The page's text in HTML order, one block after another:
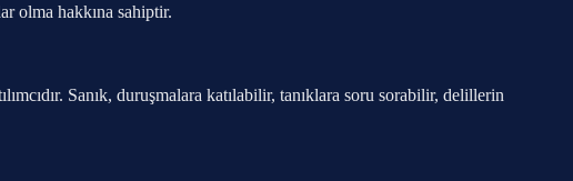
olma hakkına sahiptir.
Sanık, duruşmalara katılabilir, tanıklara soru sorabilir, delillerin